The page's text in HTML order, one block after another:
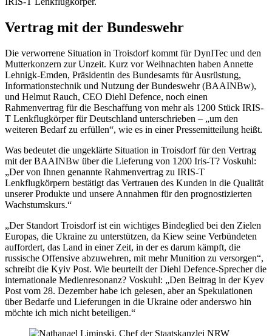
Vertrag mit der Bundeswehr
Die verworrene Situation in Troisdorf kommt für DynITec und den
Mutterkonzern zur Unzeit. Kurz vor Weihnachten haben Annette
Lehnigk-Emden, Präsidentin des Bundesamts für Ausrüstung,
Informationstechnik und Nutzung der Bundeswehr (BAAINBw),
und Helmut Rauch, CEO Diehl Defence, noch einen
Rahmenvertrag für die Beschaffung von mehr als 1200 Stück IRIS-
T Lenkflugkörper für Deutschland unterschrieben – „um den
weiteren Bedarf zu erfüllen“, wie es in einer Pressemitteilung heißt.
Was bedeutet die ungeklärte Situation in Troisdorf für den Vertrag
mit der BAAINBw über die Lieferung von 1200 Iris-T? Voskuhl:
„Der von Ihnen genannte Rahmenvertrag zu IRIS-T
Lenkflugkörpern bestätigt das Vertrauen des Kunden in die Qualität
unserer Produkte und unsere Annahmen für den prognostizierten
Wachstumskurs.“
„Der Standort Troisdorf ist ein wichtiges Bindeglied bei den Zielen
Europas, die Ukraine zu unterstützen, da Kiew seine Verbündeten
auffordert, das Land in einer Zeit, in der es darum kämpft, die
russische Offensive abzuwehren, mit mehr Munition zu versorgen“,
schreibt die Kyiv Post. Wie beurteilt der Diehl Defence-Sprecher die
internationale Medienresonanz? Voskuhl: „Den Beitrag in der Kyev
Post vom 28. Dezember habe ich gelesen, aber an Spekulationen
über Bedarfe und Lieferungen in die Ukraine oder anderswo hin
möchte ich mich nicht beteiligen.“